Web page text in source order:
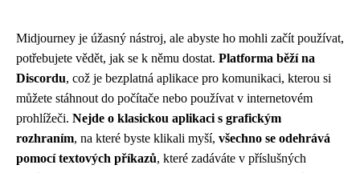
Midjourney je úžasný nástroj, ale abyste ho mohli začít používat,
potřebujete vědět, jak se k němu dostat. Platforma běží na
Discordu, což je bezplatná aplikace pro komunikaci, kterou si
můžete stáhnout do počítače nebo používat v internetovém
prohlížeči. Nejde o klasickou aplikaci s grafickým
rozhraním, na které byste klikali myší, všechno se odehrává
pomocí textových příkazů, které zadáváte v příslušných